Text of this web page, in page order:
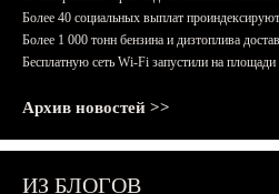
Более 40 социальных выплат
Более 1 000 тонн бензина и дизтоплива
Бесплатную сеть Wi-Fi запустили на
Архив новостей >>
ИЗ БЛОГОВ